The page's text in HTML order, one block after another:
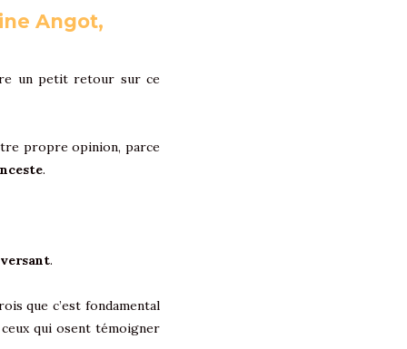
Angot,
un petit retour sur ce
propre opinion, parce
.
.
que c’est fondamental
qui osent témoigner